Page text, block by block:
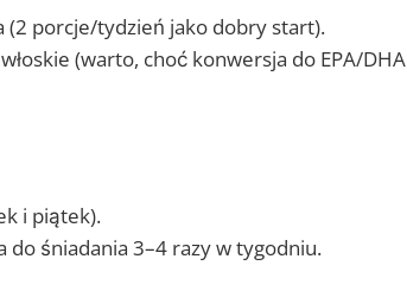
(2 porcje/tydzień jako dobry start).
(warto, choć konwersja do EPA/DHA
i piątek).
do śniadania 3–4 razy w tygodniu.